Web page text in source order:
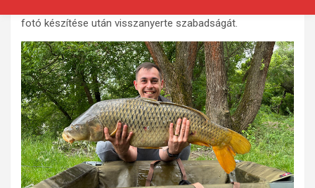
fotó készítése után visszanyerte szabadságát.